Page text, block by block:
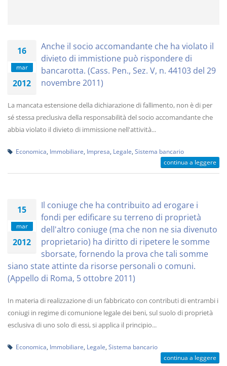
16
mar
2012
Anche il socio accomandante che ha violato il
divieto di immistione può rispondere di
bancarotta. (Cass. Pen., Sez. V, n. 44103 del 29
novembre 2011)
La mancata estensione della dichiarazione di fallimento, non è di per
sé stessa preclusiva della responsabilità del socio accomandante che
abbia violato il divieto di immissione nell'attività...
Economica Immobiliare Impresa Legale Sistema bancario
continua a leggere
15
mar
2012
Il coniuge che ha contribuito ad erogare i
fondi per edificare su terreno di proprietà
dell'altro coniuge (ma che non ne sia divenuto
proprietario) ha diritto di ripetere le somme
sborsate, fornendo la prova che tali somme
siano state attinte da risorse personali o comuni.
(Appello di Roma, 5 ottobre 2011)
In materia di realizzazione di un fabbricato con contributi di entrambi i
coniugi in regime di comunione legale dei beni, sul suolo di proprietà
esclusiva di uno solo di essi, si applica il principio...
Economica Immobiliare Legale Sistema bancario
continua a leggere